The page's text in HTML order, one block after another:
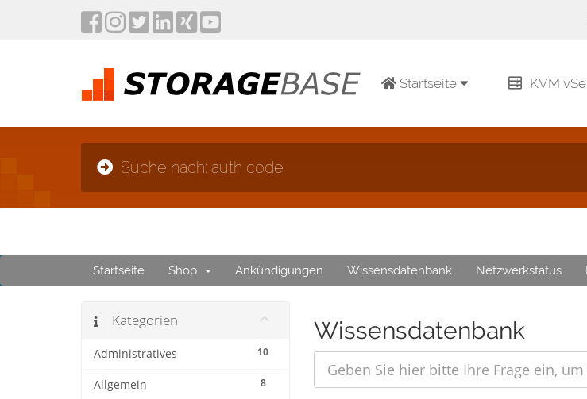
Startseite KVM
Suche nach: auth code
Startseite Shop Ankündigungen Wissensdatenbank Netzwerkstatus
Wissensdatenbank
Kategorien
10
Administratives
8
Allgemein